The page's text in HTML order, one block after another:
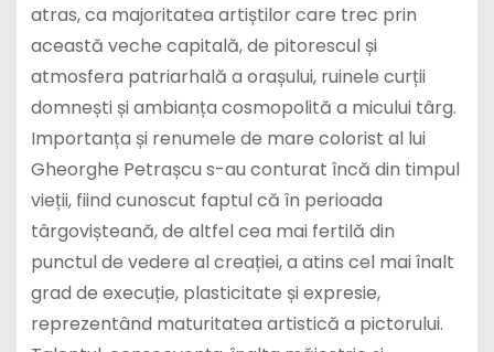
atras, ca majoritatea artiștilor care trec prin
această veche capitală, de pitorescul și
atmosfera patriarhală a orașului, ruinele curții
domnești și ambianța cosmopolită a micului târg.
Importanța și renumele de mare colorist al lui
Gheorghe Petrașcu s-au conturat încă din timpul
vieții, fiind cunoscut faptul că în perioada
târgovișteană, de altfel cea mai fertilă din
punctul de vedere al creației, a atins cel mai înalt
grad de execuție, plasticitate și expresie,
reprezentând maturitatea artistică a pictorului.